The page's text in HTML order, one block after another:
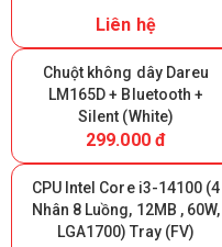
Liên hệ
Chuột không dây Dareu
LM165D + Bluetooth +
Silent (White)
299.000 đ
CPU Intel Core i3-14100 (4
Nhân 8 Luồng, 12MB , 60W,
LGA1700) Tray (FV)